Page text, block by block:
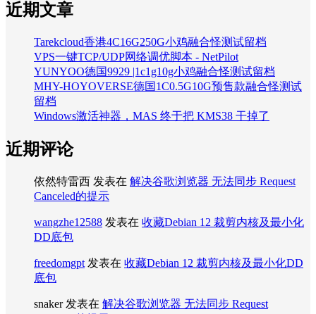
近期文章
Tarekcloud香港4C16G250G小鸡融合怪测试留档
VPS一键TCP/UDP网络调优脚本 - NetPilot
YUNYOO德国9929 |1c1g10g小鸡融合怪测试留档
MHY-HOYOVERSE德国1C0.5G10G预售款融合怪测试
留档
Windows激活神器，MAS 终于把 KMS38 干掉了
近期评论
依然特雷西 发表在 解决谷歌浏览器 无法同步 Request
Canceled的提示
wangzhe12588 发表在 收藏Debian 12 裁剪内核及最小化
DD底包
freedomgpt 发表在 收藏Debian 12 裁剪内核及最小化DD
底包
snaker发表在 解决谷歌浏览器 无法同步 Request